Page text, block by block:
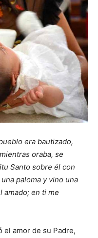
era bautizado,
oraba, se
Santo sobre él con
paloma y vino una
amado; en ti me
el amor de su Padre,